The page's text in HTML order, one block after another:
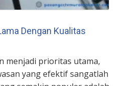
Dengan Kualitas
menjadi prioritas utama,
yang efektif sangatlah